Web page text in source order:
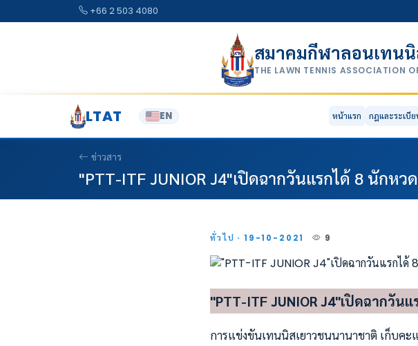
+66 2 503 4080
สมาคมกีฬาลอนเทน
THE LAWN TENNIS ASSOCIATION
LTAT EN หน้าแรก กฎและระเบีย
ข่าวสาร
"PTT-ITF JUNIOR J4"เปิดฉากวันแรกได้ 8 นักห
ทั่วไป · 19-10-2021 9
"PTT-ITF JUNIOR J4"เปิดฉากวั
การแข่งขันเทนนิสเยาวชนนานาชาติ เก็บค